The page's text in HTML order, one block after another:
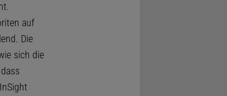
auf
Die
sich die